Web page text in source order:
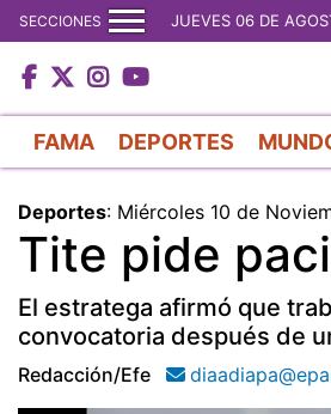
SECCIONES JUEVES 06 DE
FAMA DEPORTES
Deportes: Miércoles 10 de
Tite pide
El estratega afirmó que
convocatoria después de
Redacción/efe